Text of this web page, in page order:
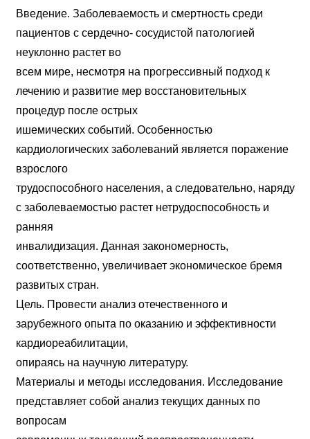
Введение. Заболеваемость и смертность среди
пациентов с сердечно- сосудистой патологией
неуклонно растет во
всем мире, несмотря на прогрессивный подход к
лечению и развитие мер восстановительных
процедур после острых
ишемических событий. Особенностью
кардиологических заболеваний является поражение
взрослого
трудоспособного населения, а следовательно, наряду
с заболеваемостью растет нетрудоспособность и
ранняя
инвалидизация. Данная закономерность,
соответственно, увеличивает экономическое бремя
развитых стран.
Цель. Провести анализ отечественного и
зарубежного опыта по оказанию и эффективности
кардиореабилитации,
опираясь на научную литературу.
Материалы и методы исследования. Исследование
представляет собой анализ текущих данных по
вопросам